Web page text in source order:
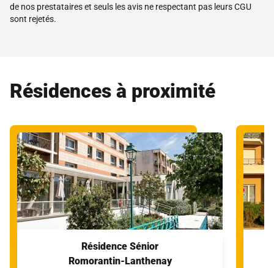
de nos prestataires et seuls les avis ne respectant pas leurs CGU
sont rejetés.
Résidences à proximité
Résidence Sénior
Romorantin-Lanthenay